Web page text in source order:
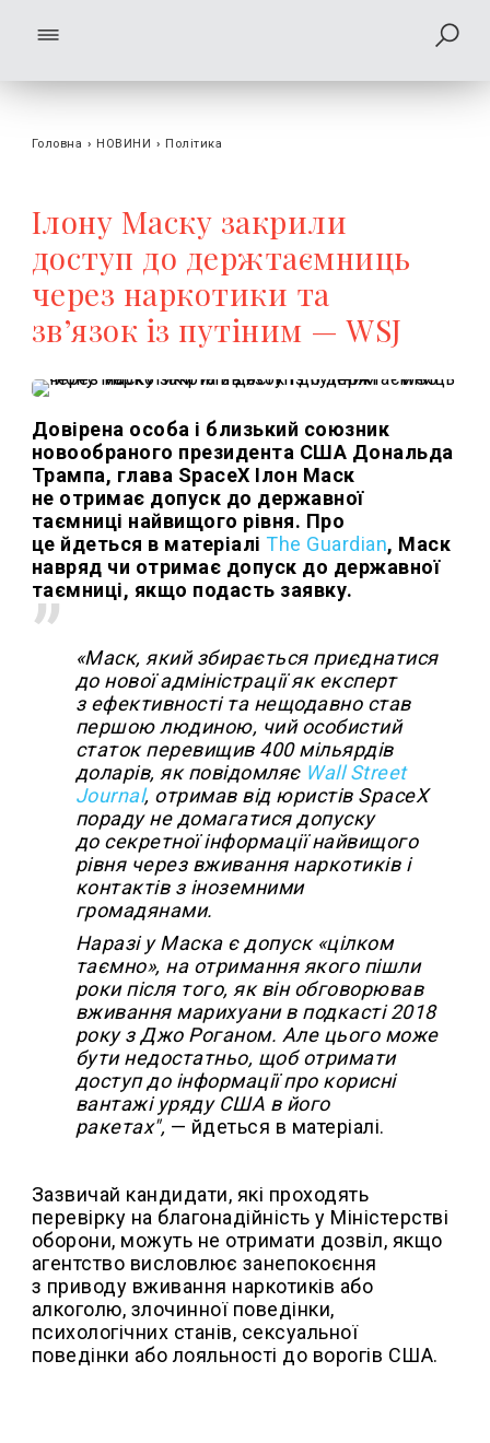
Головна › НОВИНИ › Політика
Ілону Маску закрили
доступ до держтаємниць
через наркотики та
зв’язок із путіним — WSJ
Довірена особа і близький союзник
новообраного президента США Дональда
Трампа, глава SpaceX Ілон Маск
не отримає допуск до державної
таємниці найвищого рівня. Про
це йдеться в матеріалі The Guardian, Маск
навряд чи отримає допуск до державної
таємниці, якщо подасть заявку.
«Маск, який збирається приєднатися
до нової адміністрації як експерт
з ефективності та нещодавно став
першою людиною, чий особистий
статок перевищив 400 мільярдів
доларів, як повідомляє Wall Street
Journal, отримав від юристів SpaceX
пораду не домагатися допуску
до секретної інформації найвищого
рівня через вживання наркотиків і
контактів з іноземними
громадянами.
Наразі у Маска є допуск «цілком
таємно», на отримання якого пішли
роки після того, як він обговорював
вживання марихуани в подкасті 2018
року з Джо Роганом. Але цього може
бути недостатньо, щоб отримати
доступ до інформації про корисні
вантажі уряду США в його
ракетах", — йдеться в матеріалі.
Зазвичай кандидати, які проходять
перевірку на благонадійність у Міністерстві
оборони, можуть не отримати дозвіл, якщо
агентство висловлює занепокоєння
з приводу вживання наркотиків або
алкоголю, злочинної поведінки,
психологічних станів, сексуальної
поведінки або лояльності до ворогів США.